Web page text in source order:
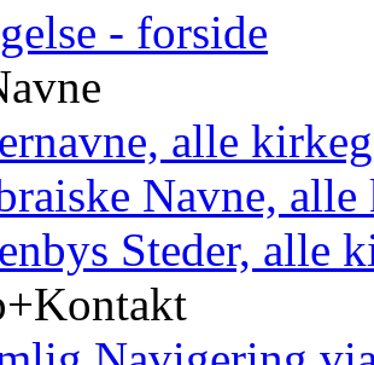
- forside
alle
Navne,
Steder, alle